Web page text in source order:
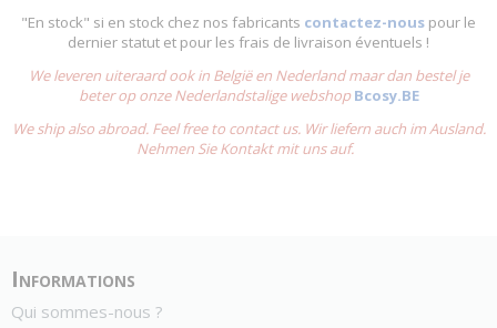
"En stock" si en stock chez nos fabricants contactez-nous pour le
dernier statut et pour les frais de livraison éventuels !
We leveren uiteraard ook in België en Nederland maar dan bestel je
beter op onze Nederlandstalige webshopBcosy.BE
We ship also abroad. Feel free to contact us. Wir liefern auch im Ausland.
Nehmen Sie Kontakt mit uns auf.
Informations
Qui sommes-nous ?